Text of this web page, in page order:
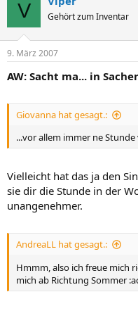
V Gehört zum Inventar
9. März 2007
AW: Sacht ma... in
Giovanna hat gesagt.:
...vor allem immer ne Stunde
Vielleicht hat das ja den
sie dir die Stunde in der
unangenehmer.
AndreaLL hat gesagt.:
Hmmm, also ich freue mich
mich ab Richtung Sommer